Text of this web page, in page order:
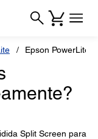
Epson PowerLite
Split Screen para